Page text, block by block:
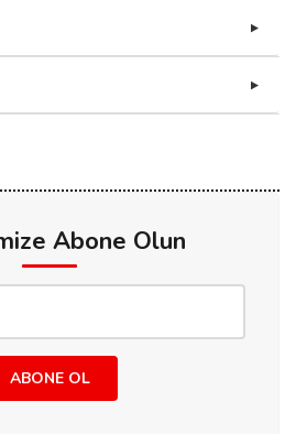
Abone Olun
ABONE OL